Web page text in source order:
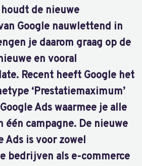
de nieuwe
Google nauwlettend in
je daarom graag op de
en vooral
Recent heeft Google het
‘Prestatiemaximum’
Ads waarmee je alle
campagne. De nieuwe
Ads is voor zowel
bedrijven als e-commerce